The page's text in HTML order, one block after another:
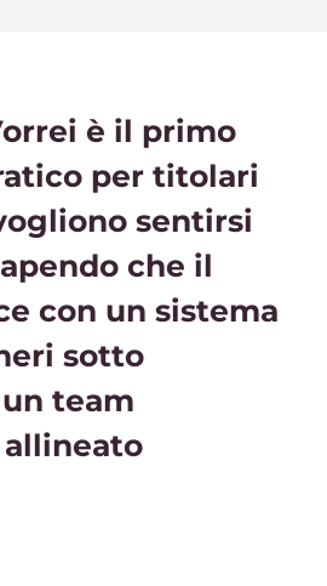
è il primo
per titolari
sentirsi
che il
con un sistema
sotto
team